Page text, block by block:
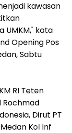
kawasan
UMKM," kata
Opening Pos
Sabtu
RI Teten
Rochmad
Dirut PT
Kol Inf